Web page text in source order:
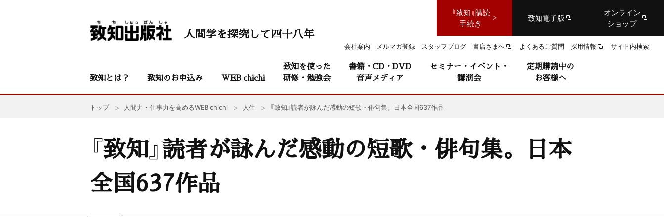
『致知』購読
手続き
致知電子版
オンライン
ショップ
会社案内 メルマガ登録 スタッフブログ 書店さまへ よくあるご質問 採用情報 サイト内検索
人間学を探究して四十八年
致知とは？ 致知のお申込み WEB chichi
致知を使った
研修・勉強会
書籍・CD・DVD
音声メディア
セミナー・イベント・
講演会
定期購読中の
お客様へ
トップ 人間力・仕事力を高めるWEB chichi 人生 『致知』読者が詠んだ感動の短歌・俳句集。日本全国637作品
『致知』読者が詠んだ感動の短歌・俳句集。日本
全国637作品